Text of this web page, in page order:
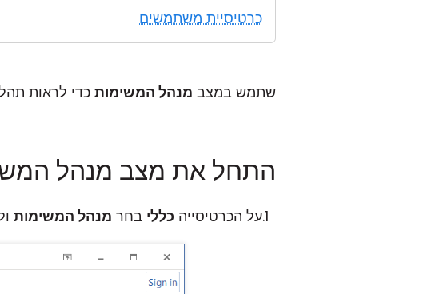
כרטיסיית משתמשים
שתמש במצב מנהל המשימות כדי לראות
התחל את מצב מנהל
על הכרטיסייה כללי בחר מנהל המשימות